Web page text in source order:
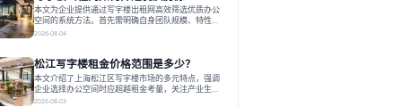
寻找一处合适的办公空间是一项至关重要的决策。这
不仅关系到团队的日常工作效率与协作氛围，更直接
影响着企业的品牌形象、运营成本
本文为企业提供通过写字楼出租网高效筛选优质办公
空间的系统方法。首先需明确自身团队规模、特性、
预算等核心需求。线上筛选时，应深入解读房源参
背景与持续服务能力。完成线上初选后，必须进行线
下实地验证，核对空间实景、测试设施、感受园区氛
围并确认合同条款，从而做出精确决策。在数字化时
代，写字楼出租网已成为企业寻找
2026-08-04
松江写字楼租金价格范围是多少？
本文介绍了上海松江区写字楼市场的多元特点，强调
企业选择办公空间时应超越租金考量，关注产业生态
与综合服务。文章分析了市场概况、影响空间价值的
2026-08-03